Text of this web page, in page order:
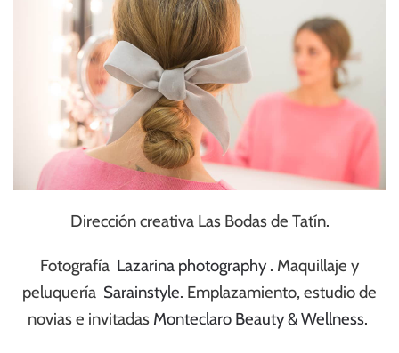
Dirección creativa Las Bodas de Tatín.
Fotografía Lazarina photography . Maquillaje y
peluquería Sarainstyle. Emplazamiento, estudio de
novias e invitadas Monteclaro Beauty & Wellness.